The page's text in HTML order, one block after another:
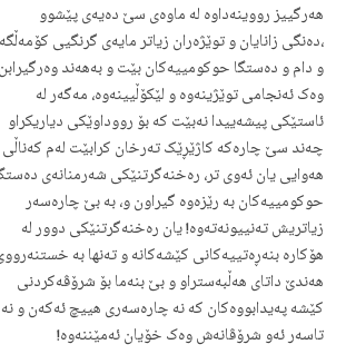
هەرگییز رووینەداوە لە ماوەی سێ دەیەی پێشوو
،دەنگی زانایان و توێژەران زیاتر مایەی گرنگیی کۆمەڵگە
و دام و دەستگا حوکومییەکان بێت و بەهەند وەرگیرابن
وەک ئەنجامی توێژینەوە و لێکۆڵیینەوە، مەگەر لە
ئاستێکی پیشەییدا نەبێت کە بۆ رووداوێکی دیاریکراو
چەند سێ چارەکە کاژێڕێک تەرخان کرابێت لەم کەناڵی
هەوایی یان ئەوی تر، رەخنەگرتنێکی شەرمنانەی
حوکومییەکان بە رێزەوە گیراون و، بە بێ چارەسەر
زیاتریش تەنییونەتەوە! یان رەخنەگرتنێکی دوور لە
هۆکارە بنەڕەتییەکانی کێشەکانە و تەنها بە
هەندێ داتای هەڵبەستراو و بێ بنەما بۆ شرۆڤەکردنی
کێشە پەیدابووەکان کە نە چارەسەری هییچ ئەکەن و نە
تاسەر ئەو شرۆڤانەش وەک خۆیان ئەمێننەوە!